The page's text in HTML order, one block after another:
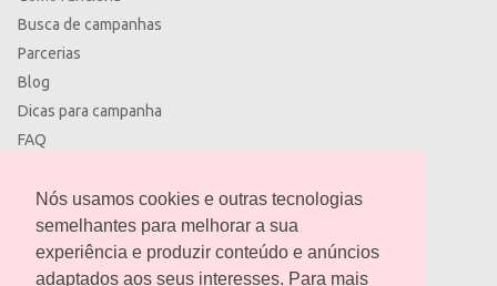
Nós usamos cookies e outras tecnologias
semelhantes para melhorar a sua
experiência e produzir conteúdo e anúncios
adaptados aos seus interesses. Para mais
Busca de campanhas
Parcerias
Blog
Dicas para campanha
FAQ
Política de privacidade